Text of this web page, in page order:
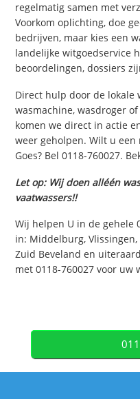
regelmatig samen met
Voorkom oplichting, doe
bedrijven, maar kies een
landelijke witgoedservice
beoordelingen, dossiers
Direct hulp door de lokale
wasmachine, wasdroger
komen we direct in actie
weer geholpen. Wilt u
Goes? Bel 0118-760027.
Let op: Wij doen alléén
vaatwassers!!
Wij helpen U in de gehele
in: Middelburg,
Zuid Beveland en
met 0118-760027 voor uw